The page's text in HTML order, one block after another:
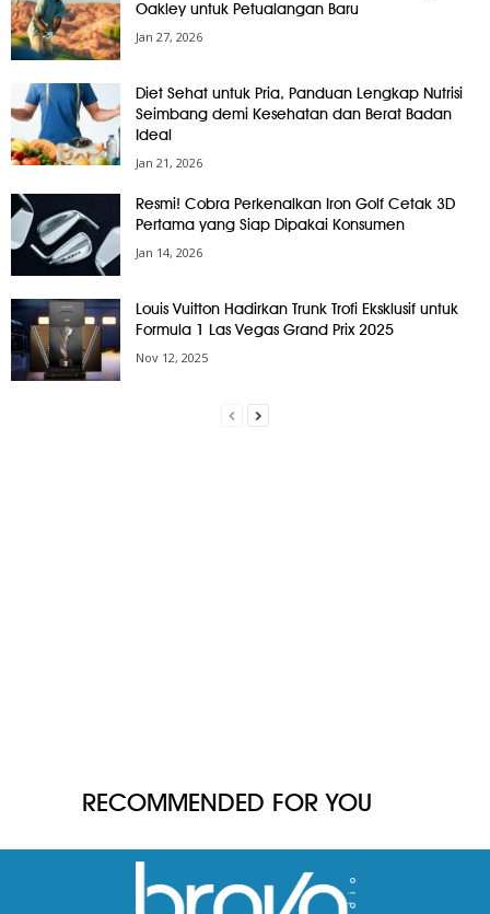
Oakley untuk Petualangan Baru
Jan 27, 2026
Diet Sehat untuk Pria, Panduan Lengkap Nutrisi
Seimbang demi Kesehatan dan Berat Badan
Ideal
Jan 21, 2026
Resmi! Cobra Perkenalkan Iron Golf Cetak 3D
Pertama yang Siap Dipakai Konsumen
Jan 14, 2026
Louis Vuitton Hadirkan Trunk Trofi Eksklusif untuk
Formula 1 Las Vegas Grand Prix 2025
Nov 12, 2025
RECOMMENDED FOR YOU